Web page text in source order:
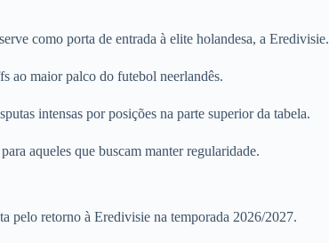
como porta de entrada à elite holandesa, a Eredivisie.
ao maior palco do futebol neerlandês.
intensas por posições na parte superior da tabela.
aqueles que buscam manter regularidade.
pelo retorno à Eredivisie na temporada 2026/2027.